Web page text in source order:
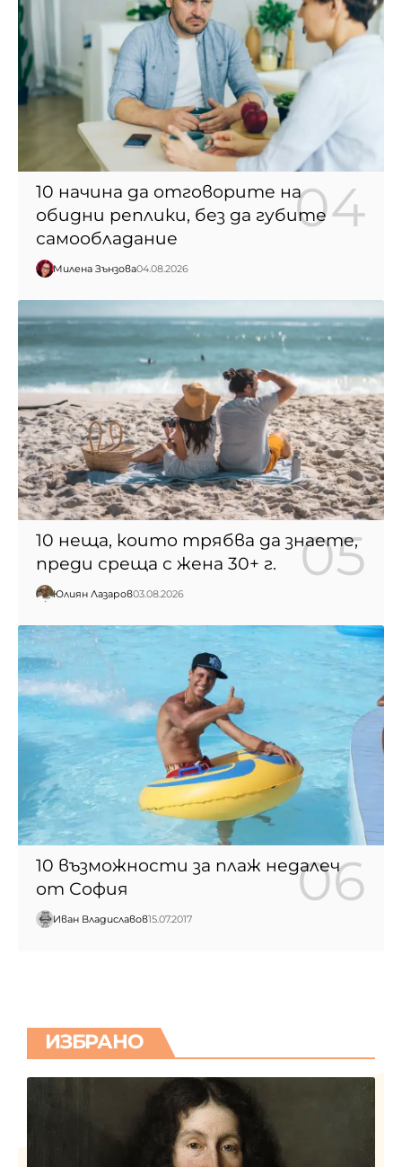
10 начина да отговорите на
обидни реплики, без да губите
самообладание
Милена Зънзова04.08.2026
10 неща, които трябва да знаете,
преди среща с жена 30+ г.
Юлиян Лазаров03.08.2026
10 възможности за плаж недалеч
от София
Иван Владиславов15.07.2017
ИЗБРАНО